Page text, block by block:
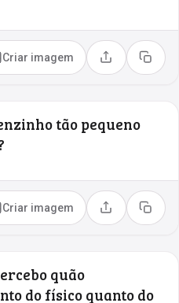
Criar imagem Compartilhar
Copiar
tão pequeno
Criar imagem Compartilhar
Copiar
quão
do físico quanto do